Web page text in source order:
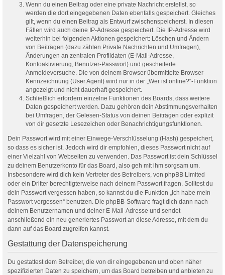
Wenn du einen Beitrag oder eine private Nachricht erstellst, so
werden die dort eingegebenen Daten ebenfalls gespeichert. Gleiches
gilt, wenn du einen Beitrag als Entwurf zwischenspeicherst. In diesen
Fällen wird auch deine IP-Adresse gespeichert. Die IP-Adresse wird
weiterhin bei folgenden Aktionen gespeichert: Löschen und Ändern
von Beiträgen (dazu zählen Private Nachrichten und Umfragen),
Änderungen an zentralen Profildaten (E-Mail-Adresse,
Kontoaktivierung, Benutzer-Passwort) und gescheiterte
Anmeldeversuche. Die von deinem Browser übermittelte Browser-
Kennzeichnung (User Agent) wird nur in der „Wer ist online?“-Funktion
angezeigt und nicht dauerhaft gespeichert.
Schließlich erfordern einzelne Funktionen des Boards, dass weitere
Daten gespeichert werden. Dazu gehören dein Abstimmungsverhalten
bei Umfragen, der Gelesen-Status von deinen Beiträgen oder explizit
von dir gesetzte Lesezeichen oder Benachrichtigungsfunktionen.
Dein Passwort wird mit einer Einwege-Verschlüsselung (Hash) gespeichert,
so dass es sicher ist. Jedoch wird dir empfohlen, dieses Passwort nicht auf
einer Vielzahl von Webseiten zu verwenden. Das Passwort ist dein Schlüssel
zu deinem Benutzerkonto für das Board, also geh mit ihm sorgsam um.
Insbesondere wird dich kein Vertreter des Betreibers, von phpBB Limited
oder ein Dritter berechtigterweise nach deinem Passwort fragen. Solltest du
dein Passwort vergessen haben, so kannst du die Funktion „Ich habe mein
Passwort vergessen“ benutzen. Die phpBB-Software fragt dich dann nach
deinem Benutzernamen und deiner E-Mail-Adresse und sendet
anschließend ein neu generiertes Passwort an diese Adresse, mit dem du
dann auf das Board zugreifen kannst.
Gestattung der Datenspeicherung
Du gestattest dem Betreiber, die von dir eingegebenen und oben näher
spezifizierten Daten zu speichern, um das Board betreiben und anbieten zu